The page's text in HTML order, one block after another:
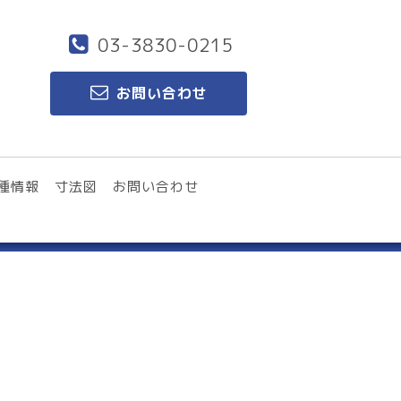
03-3830-0215
お問い合わせ
情報 寸法図
お問い合わせ